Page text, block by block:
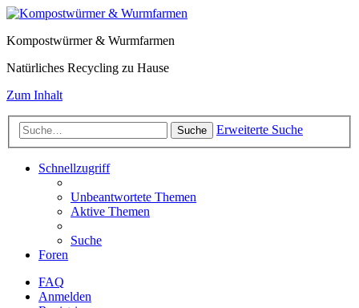
Kompostwürmer & Wurmfarmen
Natürliches Recycling zu Hause
Zum Inhalt
Suche Erweiterte Suche
Schnellzugriff
Unbeantwortete Themen
Aktive Themen
Suche
Foren
FAQ
Anmelden